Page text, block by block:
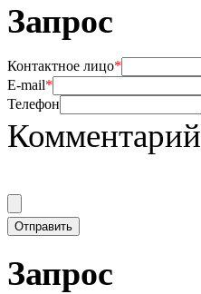
Запрос
Контактное лицо*
E-mail*
Телефон
Комментарий
Запрос